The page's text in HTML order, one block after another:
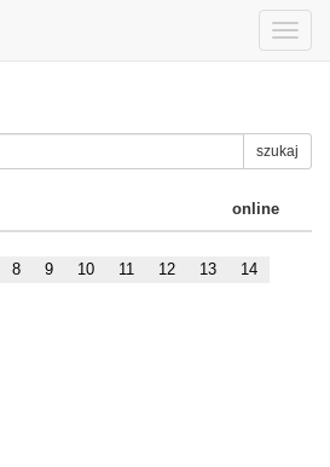
Toggle
szukaj
online
8 9 10 11 12 13 14